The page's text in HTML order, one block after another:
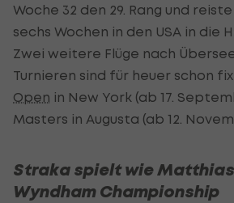
Woche 32 den 29. Rang und
sechs Wochen in den USA in die
Zwei weitere Flüge nach
Turnieren sind für heuer schon
Open in New York (ab 17.
Masters in Augusta (ab 12.
Straka spielt wie
Wyndham Championship